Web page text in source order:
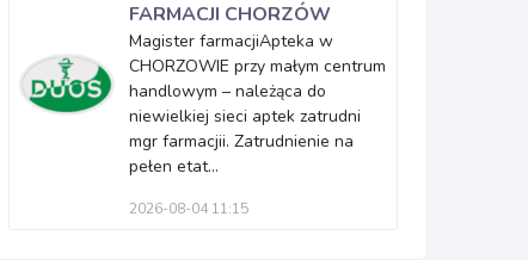
FARMACJI CHORZÓW
Magister farmacjiApteka w
CHORZOWIE przy małym centrum
handlowym – należąca do
niewielkiej sieci aptek zatrudni
mgr farmacjii. Zatrudnienie na
pełen etat...
2026-08-04 11:15